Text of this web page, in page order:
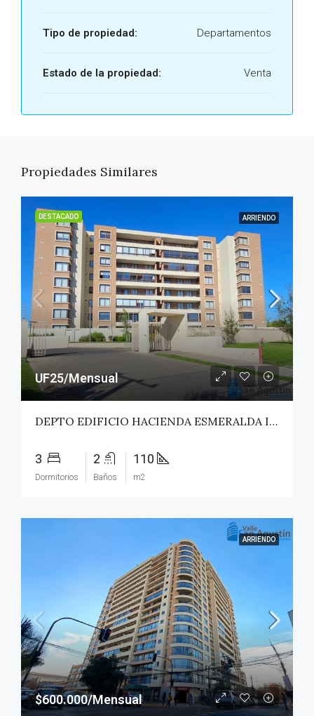
Tipo de propiedad: Departamentos
Estado de la propiedad: Venta
Propiedades Similares
DESTACADO ARRIENDO
UF25/Mensual
DEPTO EDIFICIO HACIENDA ESMERALDA II – TALCA
3
Dormitorios
2
Baños
110
m2
ARRIENDO
$600.000/Mensual